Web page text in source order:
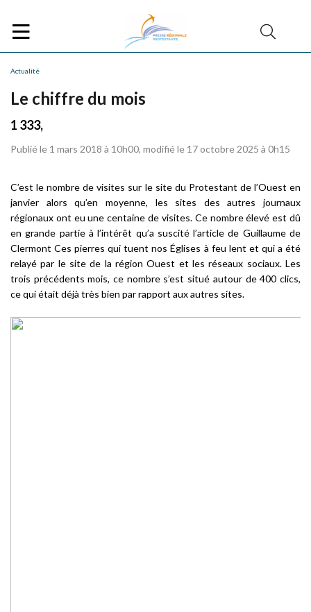
Actualité
Le chiffre du mois
1 333,
Publié le 1 mars 2018 à 10h00, modifié le 17 octobre 2025 à 0h15
C’est le nombre de visites sur le site du Protestant de l’Ouest en
janvier alors qu’en moyenne, les sites des autres journaux
régionaux ont eu une centaine de visites. Ce nombre élevé est dû
en grande partie à l’intérêt qu’a suscité l’article de Guillaume de
Clermont Ces pierres qui tuent nos Églises à feu lent et qui a été
relayé par le site de la région Ouest et les réseaux sociaux. Les
trois précédents mois, ce nombre s’est situé autour de 400 clics,
ce qui était déjà très bien par rapport aux autres sites.